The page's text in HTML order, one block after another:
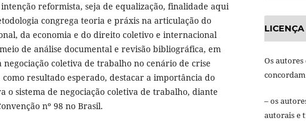
reformista, seja de equalização, finalidade aqui
congrega teoria e práxis na articulação do
da economia e do direito coletivo e internacional
de análise documental e revisão bibliográfica, em
negociação coletiva de trabalho no cenário de crise
como resultado esperado, destacar a importância do
o sistema de negociação coletiva de trabalho, diante
nº 98 no Brasil.
LICENÇA
Os
– os
autorais e